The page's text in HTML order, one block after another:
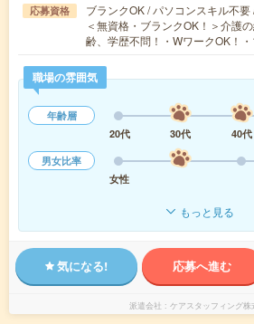
応募資格
ブランクOK / パソコンスキル不
＜無資格・ブランクOK！＞介護
齢、学歴不問！・WワークOK！
職場の雰囲気
年齢層
20代
30代 40代
男女比率
女性
もっと見る
気になる! 応募へ進む
派遣会社 ケアスタッフィング株